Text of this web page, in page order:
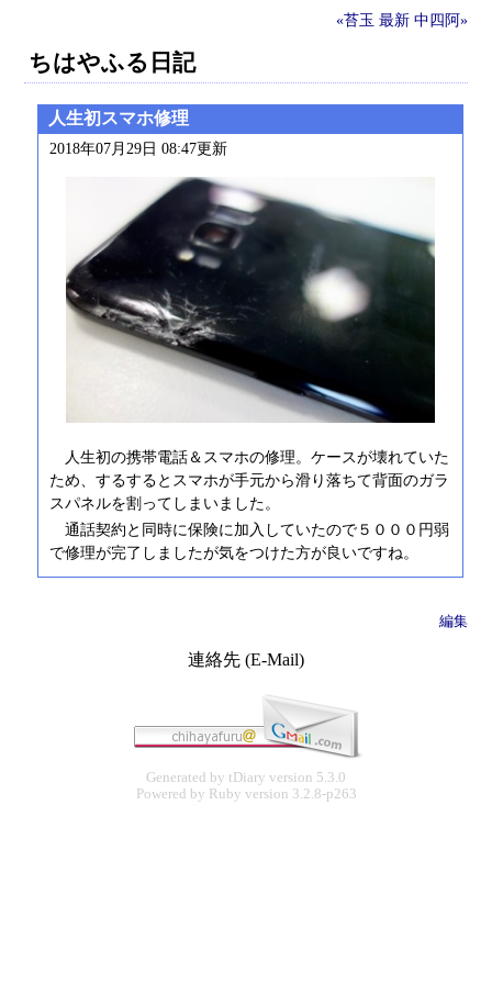
«苔玉 最新 中四阿»
ちはやふる日記
人生初スマホ修理
2018年07月29日 08:47更新
人生初の携帯電話＆スマホの修理。ケースが壊れていた
ため、するするとスマホが手元から滑り落ちて背面のガラ
スパネルを割ってしまいました。
通話契約と同時に保険に加入していたので５０００円弱
で修理が完了しましたが気をつけた方が良いですね。
編集
連絡先 (E-Mail)
Generated by tDiary version 5.3.0
Powered by Ruby version 3.2.8-p263